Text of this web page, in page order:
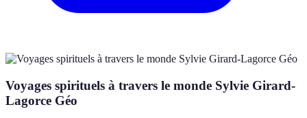
Voyages spirituels à travers le monde Sylvie Girard-
Lagorce Géo